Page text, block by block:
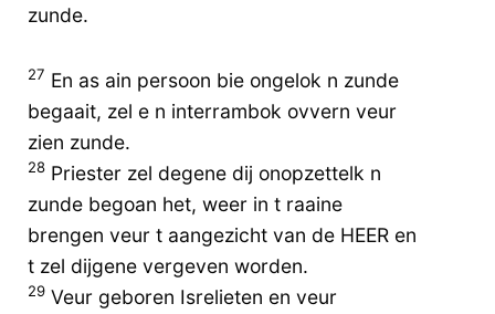
zunde.
27 En as ain persoon bie ongelok n zunde
begaait, zel e n interrambok ovvern veur
zien zunde.
28 Priester zel degene dij onopzettelk n
zunde begoan het, weer in t raaine
brengen veur t aangezicht van de HEER en
t zel dijgene vergeven worden.
29 Veur geboren Isrelieten en veur